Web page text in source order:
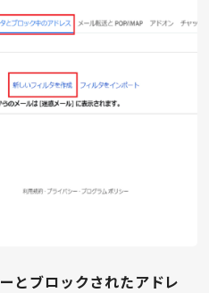
とブロックされたアドレ